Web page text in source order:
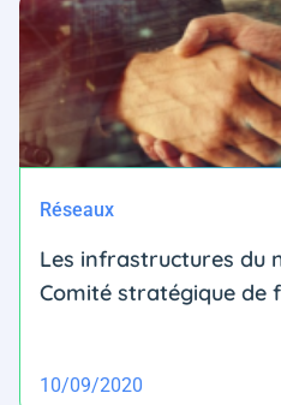
Réseaux
Les infrastructures du
Comité stratégique de
10/09/2020